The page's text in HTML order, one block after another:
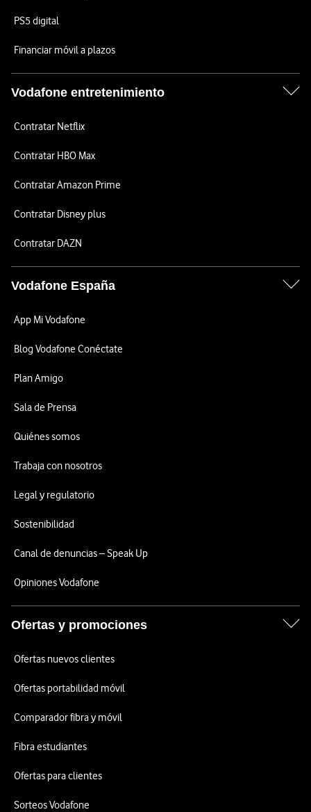
PS5 digital
Financiar móvil a plazos
Vodafone entretenimiento
Contratar Netflix
Contratar HBO Max
Contratar Amazon Prime
Contratar Disney plus
Contratar DAZN
Vodafone España
App Mi Vodafone
Blog Vodafone Conéctate
Plan Amigo
Sala de Prensa
Quiénes somos
Trabaja con nosotros
Legal y regulatorio
Sostenibilidad
Canal de denuncias – Speak Up
Opiniones Vodafone
Ofertas y promociones
Ofertas nuevos clientes
Ofertas portabilidad móvil
Comparador fibra y móvil
Fibra estudiantes
Ofertas para clientes
Sorteos Vodafone